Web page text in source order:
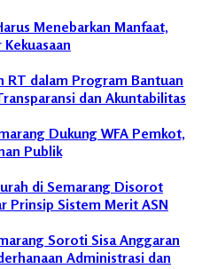
Menebarkan Manfaat,
RT dalam Program Bantuan
dan Akuntabilitas
Dukung WFA Pemkot,
Publik
di Semarang Disorot
Prinsip Sistem Merit ASN
Soroti Sisa Anggaran
Administrasi dan